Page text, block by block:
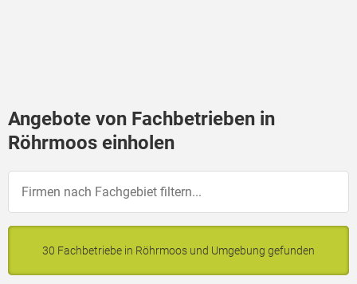
Angebote von Fachbetrieben in
Röhrmoos einholen
30 Fachbetriebe in Röhrmoos und Umgebung gefunden